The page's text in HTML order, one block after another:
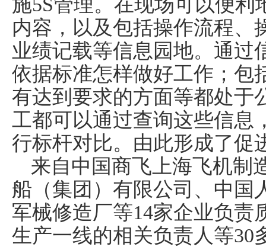
内容，以及包括操作流程、
业绩记载等信息园地。通过
依据标准怎样做好工作；包
有达到要求的方面等都处于
工都可以通过查询这些信息
行标杆对比。由此形成了促
来自中国商飞上海飞机制
船（集团）有限公司、中国
军械修造厂等14家企业负责
生产一线的相关负责人等30